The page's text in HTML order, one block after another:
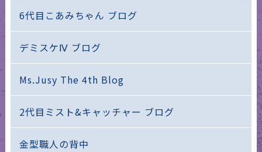
6代目こあみちゃん ブログ
デミスケⅣ ブログ
Ms.Jusy The 4th Blog
2代目ミスト&キャッチャー ブログ
金型職人の背中